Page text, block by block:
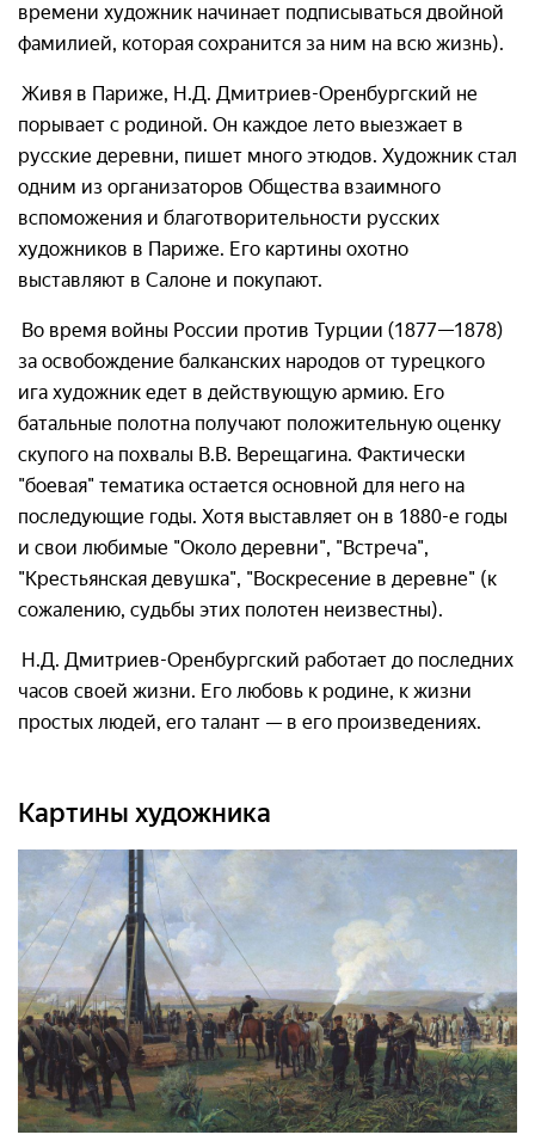
времени художник начинает подписываться двойной
фамилией, которая сохранится за ним на всю жизнь).
Живя в Париже, Н.Д. Дмитриев-Оренбургский не
порывает с родиной. Он каждое лето выезжает в
русские деревни, пишет много этюдов. Художник стал
одним из организаторов Общества взаимного
вспоможения и благотворительности русских
художников в Париже. Его картины охотно
выставляют в Салоне и покупают.
Во время войны России против Турции (1877—1878)
за освобождение балканских народов от турецкого
ига художник едет в действующую армию. Его
батальные полотна получают положительную оценку
скупого на похвалы В.В. Верещагина. Фактически
"боевая" тематика остается основной для него на
последующие годы. Хотя выставляет он в 1880-е годы
и свои любимые "Около деревни", "Встреча",
"Крестьянская девушка", "Воскресение в деревне" (к
сожалению, судьбы этих полотен неизвестны).
Н.Д. Дмитриев-Оренбургский работает до последних
часов своей жизни. Его любовь к родине, к жизни
простых людей, его талант — в его произведениях.
Картины художника